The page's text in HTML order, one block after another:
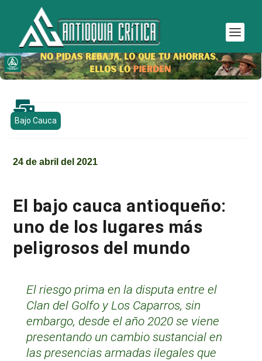

Bajo Cauca
24 de abril del 2021
El bajo cauca antioqueño:
uno de los lugares más
peligrosos del mundo
El riesgo prima en la disputa entre el
Clan del Golfo y Los Caparros, sin
embargo, desde el año 2020 se viene
presentando un cambio sustancial en
las presencias armadas ilegales que